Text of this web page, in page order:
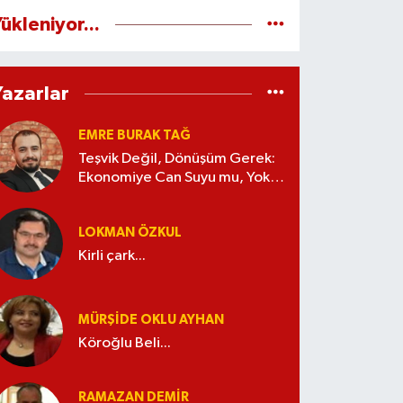
EMRE BURAK TAĞ
Teşvik Değil, Dönüşüm Gerek:
Ekonomiye Can Suyu mu, Yoksa
LOKMAN ÖZKUL
Kirli çark...
MÜRŞIDE OKLU AYHAN
Köroğlu Beli...
RAMAZAN DEMİR